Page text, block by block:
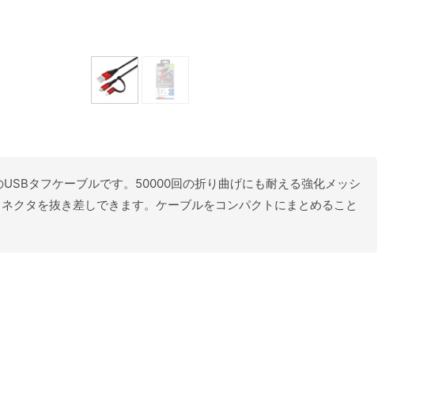
タフケーブルです。50000回の折り曲げにも耐える強化メッシ
クタを抜き差しできます。ケーブルをコンパクトにまとめること